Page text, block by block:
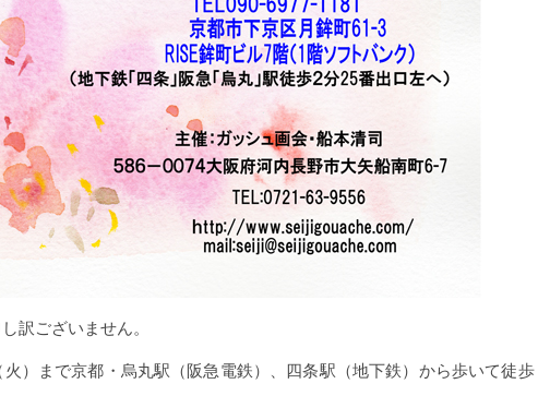
訳ございません。
）まで京都・烏丸駅（阪急電鉄）、四条駅（地下鉄）から歩いて徒歩